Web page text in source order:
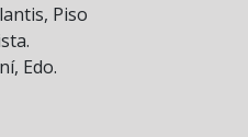
Piso
Edo.